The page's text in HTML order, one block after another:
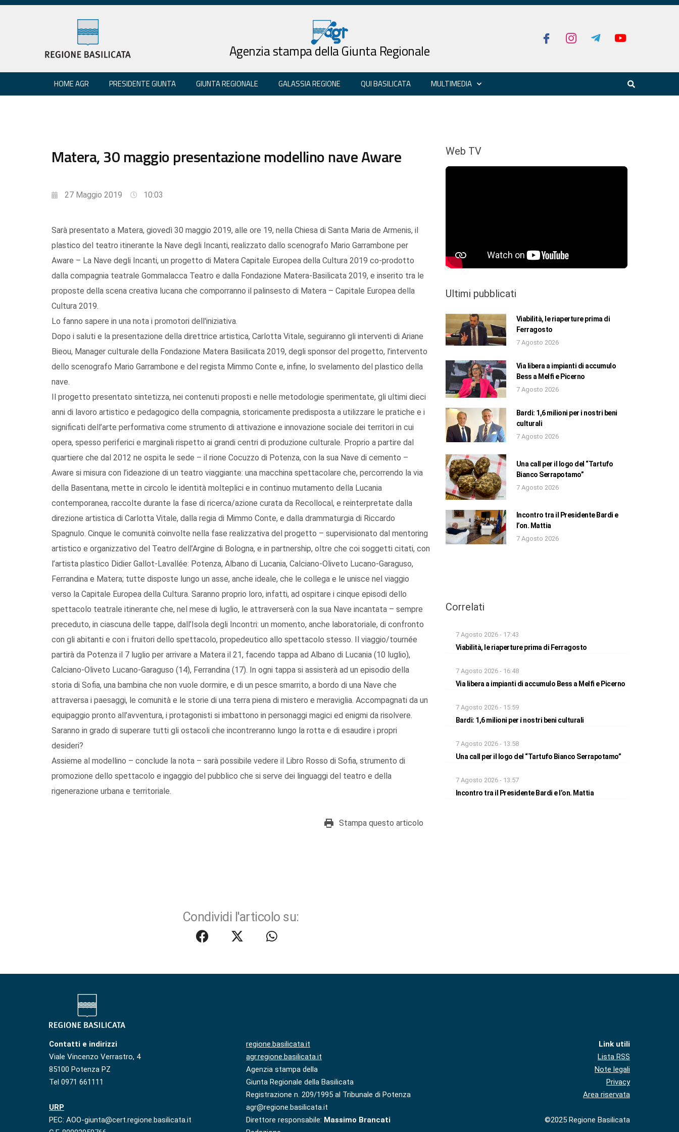
Agenzia stampa della Giunta Regionale
HOME AGR PRESIDENTE GIUNTA GIUNTA REGIONALE GALASSIA REGIONE QUI BASILICATA MULTIMEDIA
Matera, 30 maggio presentazione modellino nave Aware
27 Maggio 2019 10:03
Sarà presentato a Matera, giovedì 30 maggio 2019, alle ore 19, nella Chiesa di Santa Maria de Armenis, il
plastico del teatro itinerante la Nave degli Incanti, realizzato dallo scenografo Mario Garrambone per
Aware – La Nave degli Incanti, un progetto di Matera Capitale Europea della Cultura 2019 co-prodotto
dalla compagnia teatrale Gommalacca Teatro e dalla Fondazione Matera-Basilicata 2019, e inserito tra le
proposte della scena creativa lucana che comporranno il palinsesto di Matera – Capitale Europea della
Cultura 2019.
Lo fanno sapere in una nota i promotori dell'iniziativa.
Dopo i saluti e la presentazione della direttrice artistica, Carlotta Vitale, seguiranno gli interventi di Ariane
Bieou, Manager culturale della Fondazione Matera Basilicata 2019, degli sponsor del progetto, l’intervento
dello scenografo Mario Garrambone e del regista Mimmo Conte e, infine, lo svelamento del plastico della
nave.
Il progetto presentato sintetizza, nei contenuti proposti e nelle metodologie sperimentate, gli ultimi dieci
anni di lavoro artistico e pedagogico della compagnia, storicamente predisposta a utilizzare le pratiche e i
significati dell’arte performativa come strumento di attivazione e innovazione sociale dei territori in cui
opera, spesso periferici e marginali rispetto ai grandi centri di produzione culturale. Proprio a partire dal
quartiere che dal 2012 ne ospita le sede – il rione Cocuzzo di Potenza, con la sua Nave di cemento –
Aware si misura con l’ideazione di un teatro viaggiante: una macchina spettacolare che, percorrendo la via
della Basentana, mette in circolo le identità molteplici e in continuo mutamento della Lucania
contemporanea, raccolte durante la fase di ricerca/azione curata da Recollocal, e reinterpretate dalla
direzione artistica di Carlotta Vitale, dalla regia di Mimmo Conte, e dalla drammaturgia di Riccardo
Spagnulo. Cinque le comunità coinvolte nella fase realizzativa del progetto – supervisionato dal mentoring
artistico e organizzativo del Teatro dell’Argine di Bologna, e in partnership, oltre che coi soggetti citati, con
l’artista plastico Didier Gallot-Lavallée: Potenza, Albano di Lucania, Calciano-Oliveto Lucano-Garaguso,
Ferrandina e Matera; tutte disposte lungo un asse, anche ideale, che le collega e le unisce nel viaggio
verso la Capitale Europea della Cultura. Saranno proprio loro, infatti, ad ospitare i cinque episodi dello
spettacolo teatrale itinerante che, nel mese di luglio, le attraverserà con la sua Nave incantata – sempre
preceduto, in ciascuna delle tappe, dall’Isola degli Incontri: un momento, anche laboratoriale, di confronto
con gli abitanti e con i fruitori dello spettacolo, propedeutico allo spettacolo stesso. Il viaggio/tournée
partirà da Potenza il 7 luglio per arrivare a Matera il 21, facendo tappa ad Albano di Lucania (10 luglio),
Calciano-Oliveto Lucano-Garaguso (14), Ferrandina (17). In ogni tappa si assisterà ad un episodio della
storia di Sofia, una bambina che non vuole dormire, e di un pesce smarrito, a bordo di una Nave che
attraversa i paesaggi, le comunità e le storie di una terra piena di mistero e meraviglia. Accompagnati da un
equipaggio pronto all’avventura, i protagonisti si imbattono in personaggi magici ed enigmi da risolvere.
Saranno in grado di superare tutti gli ostacoli che incontreranno lungo la rotta e di esaudire i propri
desideri?
Assieme al modellino – conclude la nota – sarà possibile vedere il Libro Rosso di Sofia, strumento di
promozione dello spettacolo e ingaggio del pubblico che si serve dei linguaggi del teatro e della
rigenerazione urbana e territoriale.
Stampa questo articolo
Condividi l'articolo su:
Web TV
Ultimi pubblicati
Viabilità, le riaperture prima di
Ferragosto
7 Agosto 2026
Via libera a impianti di accumulo
Bess a Melfi e Picerno
7 Agosto 2026
Bardi: 1,6 milioni per i nostri beni
culturali
7 Agosto 2026
Una call per il logo del “Tartufo
Bianco Serrapotamo”
7 Agosto 2026
Incontro tra il Presidente Bardi e
l’on. Mattia
7 Agosto 2026
Correlati
7 Agosto 2026 - 17:43
Viabilità, le riaperture prima di Ferragosto
7 Agosto 2026 - 16:48
Via libera a impianti di accumulo Bess a Melfi e Picerno
7 Agosto 2026 - 15:59
Bardi: 1,6 milioni per i nostri beni culturali
7 Agosto 2026 - 13:58
Una call per il logo del “Tartufo Bianco Serrapotamo”
7 Agosto 2026 - 13:57
Incontro tra il Presidente Bardi e l’on. Mattia
Contatti e indirizzi
Viale Vincenzo Verrastro, 4
85100 Potenza PZ
Tel 0971 661111
URP
PEC: AOO-giunta@cert.regione.basilicata.it
regione.basilicata.it
agr.regione.basilicata.it
Agenzia stampa della
Giunta Regionale della Basilicata
Registrazione n. 209/1995 al Tribunale di Potenza
agr@regione.basilicata.it
Direttore responsabile: Massimo Brancati
Link utili
Lista RSS
Note legali
Privacy
Area riservata
©2025 Regione Basilicata